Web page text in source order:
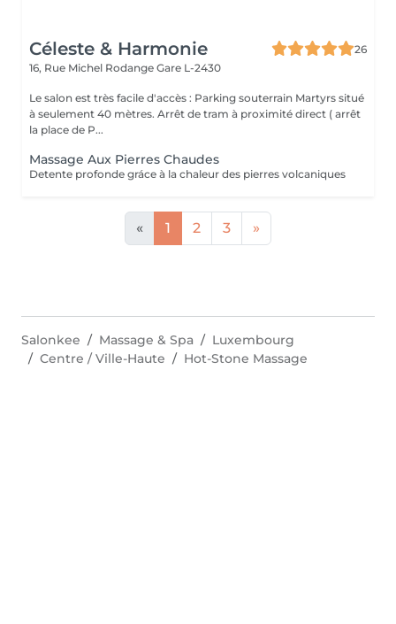
Céleste & Harmonie
26
16, Rue Michel Rodange Gare L-2430
Le salon est très facile d'accès : Parking souterrain Martyrs situé
à seulement 40 mètres. Arrêt de tram à proximité direct ( arrêt
la place de P...
Massage Aux Pierres Chaudes
Detente profonde gráce à la chaleur des pierres volcaniques
« 1 2 3 »
Salonkee Massage & Spa
Luxembourg
Centre / Ville-Haute
Hot-Stone Massage